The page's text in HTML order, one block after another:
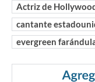
Actriz de
cantante
evergreen